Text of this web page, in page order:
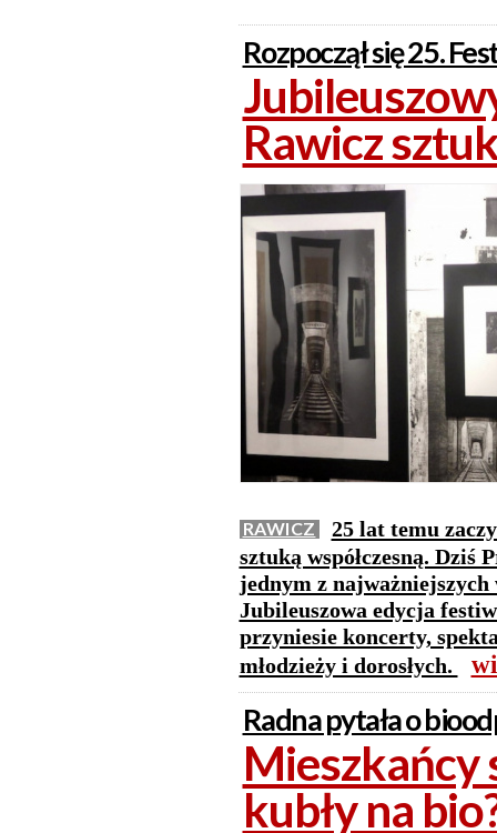
Rozpoczął się 25.
Rawicz
RAWICZ
25 lat temu
sztuką współczesną. Dziś
jednym z
Jubileuszowa edycja
przyniesie koncerty,
młodzieży i dorosłych.
Radna pytała o
Mieszkańcy
kubły na